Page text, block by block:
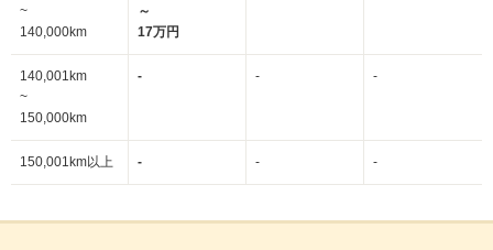
~
140,000km
～
17万円
140,001km
~
150,000km
- - -
150,001km以上 - - -